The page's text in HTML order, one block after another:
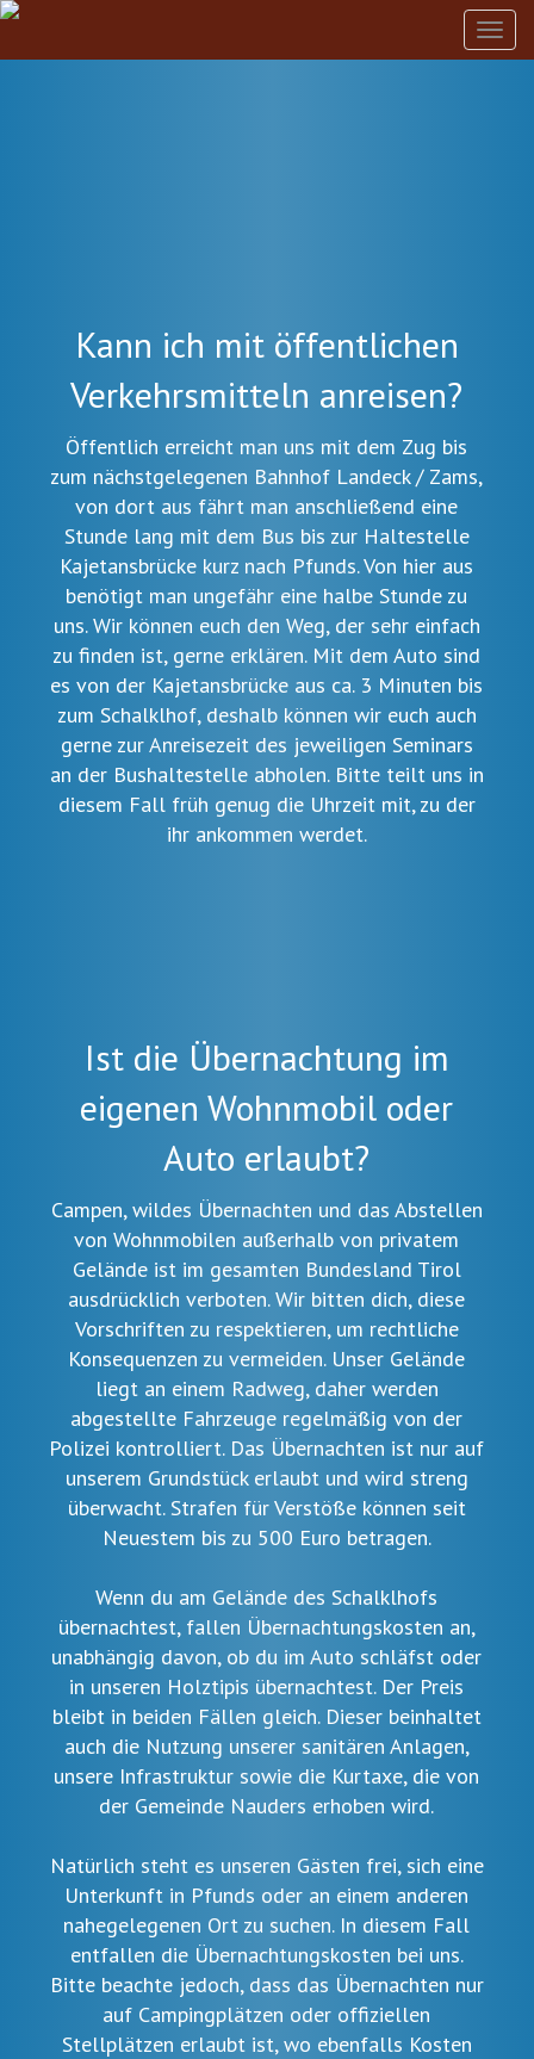
Kann ich mit öffentlichen
Verkehrsmitteln anreisen?
Öffentlich erreicht man uns mit dem Zug bis
zum nächstgelegenen Bahnhof Landeck / Zams,
von dort aus fährt man anschließend eine
Stunde lang mit dem Bus bis zur Haltestelle
Kajetansbrücke kurz nach Pfunds. Von hier aus
benötigt man ungefähr eine halbe Stunde zu
uns. Wir können euch den Weg, der sehr einfach
zu finden ist, gerne erklären. Mit dem Auto sind
es von der Kajetansbrücke aus ca. 3 Minuten bis
zum Schalklhof, deshalb können wir euch auch
gerne zur Anreisezeit des jeweiligen Seminars
an der Bushaltestelle abholen. Bitte teilt uns in
diesem Fall früh genug die Uhrzeit mit, zu der
ihr ankommen werdet.
Ist die Übernachtung im
eigenen Wohnmobil oder
Auto erlaubt?
Campen, wildes Übernachten und das Abstellen
von Wohnmobilen außerhalb von privatem
Gelände ist im gesamten Bundesland Tirol
ausdrücklich verboten. Wir bitten dich, diese
Vorschriften zu respektieren, um rechtliche
Konsequenzen zu vermeiden. Unser Gelände
liegt an einem Radweg, daher werden
abgestellte Fahrzeuge regelmäßig von der
Polizei kontrolliert. Das Übernachten ist nur auf
unserem Grundstück erlaubt und wird streng
überwacht. Strafen für Verstöße können seit
Neuestem bis zu 500 Euro betragen.
Wenn du am Gelände des Schalklhofs
übernachtest, fallen Übernachtungskosten an,
unabhängig davon, ob du im Auto schläfst oder
in unseren Holztipis übernachtest. Der Preis
bleibt in beiden Fällen gleich. Dieser beinhaltet
auch die Nutzung unserer sanitären Anlagen,
unsere Infrastruktur sowie die Kurtaxe, die von
der Gemeinde Nauders erhoben wird.
Natürlich steht es unseren Gästen frei, sich eine
Unterkunft in Pfunds oder an einem anderen
nahegelegenen Ort zu suchen. In diesem Fall
entfallen die Übernachtungskosten bei uns.
Bitte beachte jedoch, dass das Übernachten nur
auf Campingplätzen oder offiziellen
Stellplätzen erlaubt ist, wo ebenfalls Kosten